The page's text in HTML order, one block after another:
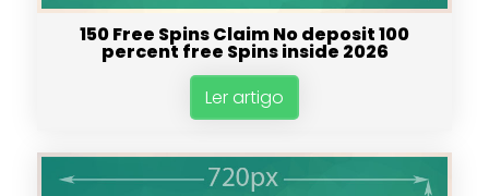
150 Free Spins Claim No deposit 100
percent free Spins inside 2026
Ler artigo